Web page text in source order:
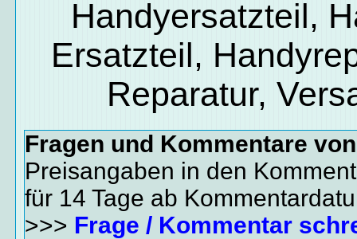
Handyersatzteil,
Ersatzteil,
Reparatur,
Fragen und Kommentare
Preisangaben in den
für 14 Tage ab
>>> Frage / Kommentar